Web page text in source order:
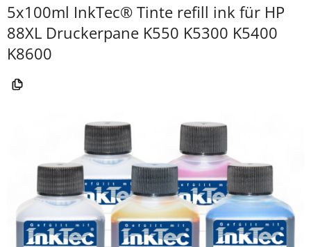
5x100ml InkTec® Tinte refill ink für HP
88XL Druckerpane K550 K5300 K5400
K8600